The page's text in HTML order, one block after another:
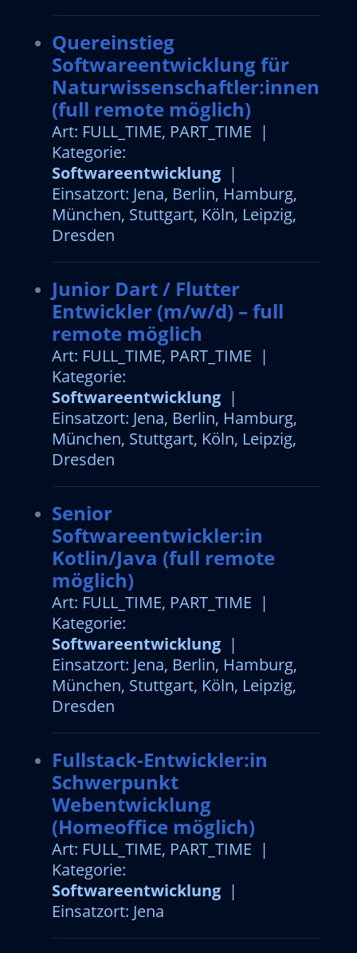
Quereinstieg
Softwareentwicklung für
Naturwissenschaftler:innen
(full remote möglich)
Art: FULL_TIME, PART_TIME |
Kategorie:
Softwareentwicklung|
Einsatzort: Jena, Berlin, Hamburg,
München, Stuttgart, Köln, Leipzig,
Dresden
Junior Dart / Flutter
Entwickler (m/w/d) – full
remote möglich
Art: FULL_TIME, PART_TIME |
Kategorie:
Softwareentwicklung|
Einsatzort: Jena, Berlin, Hamburg,
München, Stuttgart, Köln, Leipzig,
Dresden
Senior
Softwareentwickler:in
Kotlin/Java (full remote
möglich)
Art: FULL_TIME, PART_TIME |
Kategorie:
Softwareentwicklung|
Einsatzort: Jena, Berlin, Hamburg,
München, Stuttgart, Köln, Leipzig,
Dresden
Fullstack-Entwickler:in
Schwerpunkt
Webentwicklung
(Homeoffice möglich)
Art: FULL_TIME, PART_TIME |
Kategorie:
Softwareentwicklung|
Einsatzort: Jena